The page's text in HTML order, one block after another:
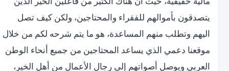
يتصدقون بأموالهم للفقراء والمحتاجين، ولكن كيف تصل
اليهم وتطلب منهم المساعدة، هو ما يتم شرحه لكم من خلال
موقعنا دعمي الذي يساعد المحتاجين من جميع أنحاء الوطن
العربي ويوصل أصواتهم إلى رجال الأعمال من أهل الخير،